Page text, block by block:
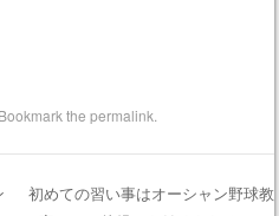
. Bookmark thepermalink
初めての習い事はオーシャン野球教